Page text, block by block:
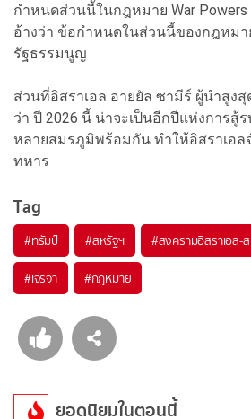
กำหนดส่วนนี้ในกฎหมาย War Powers
อ้างว่า ข้อกำหนดในส่วนนี้ของกฎหมา
รัฐธรรมนูญ
ส่วนที่อิสราเอล อายยัล ซามีร์ ผู้นำสูง
ว่า ปี 2026 นี้ น่าจะเป็นอีกปีแห่งการสู้
หลายสมรภูมิพร้อมกัน ทำให้อิสราเอล
ทหาร
Tag
#ทรัมป์ #สหรัฐฯ #สงครามอิสราเอล-
#เจรจา #กฎหมาย
ยอดนิยมในตอนนี้